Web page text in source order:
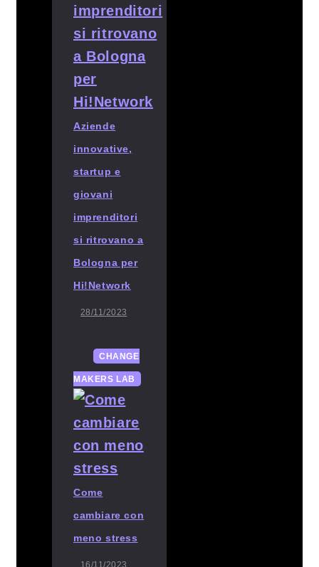
Aziende
innovative,
startup e
giovani
imprenditori
si ritrovano a
Bologna per
Hi!Network
28/11/2023
CHANGE
MAKERS LAB
Come
cambiare con
meno stress
16/11/2023